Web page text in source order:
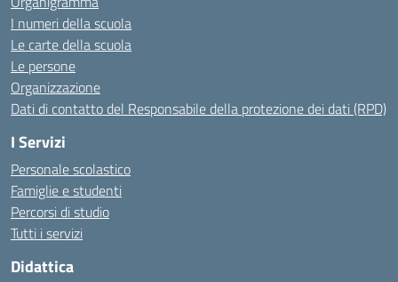
I numeri della scuola
Le carte della scuola
Le persone
Organizzazione
Dati di contatto del Responsabile della protezione dei dati (RPD)
I Servizi
Personale scolastico
Famiglie e studenti
Percorsi di studio
Tutti i servizi
Didattica